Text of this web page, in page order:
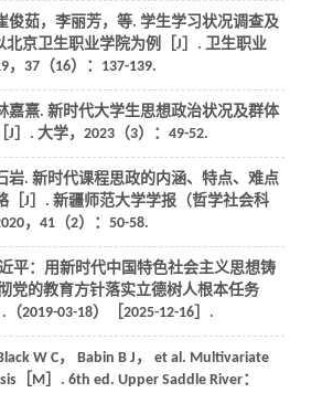
俊茹，李丽芳， 等. 学生学习状况调查及
京卫生职业学院为例［J］. 卫生职业
， 37（16）：137-139.
嘉熹. 新时代大学生思想政治状况及群体
J］. 大学， 2023（3）：49-52.
岩. 新时代课程思政的内涵、特点、难点
［J］. 新疆师范大学学报（哲学社会科
， 41（2）：50-58.
平：用新时代中国特色社会主义思想铸
党的教育方针落实立德树人根本任务
.（2019-03-18）［2025-12-16］.
W C， Babin B J ， et al. Multivariate
［M］. 6th ed. Upper Saddle River：